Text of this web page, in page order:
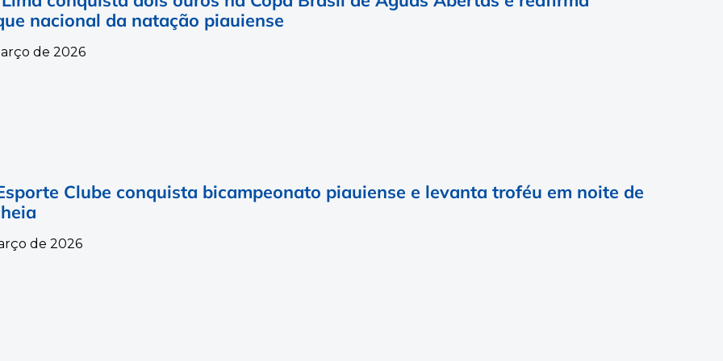
nacional da natação piauiense
de 2026
Clube conquista bicampeonato piauiense e levanta troféu em noite de
de 2026